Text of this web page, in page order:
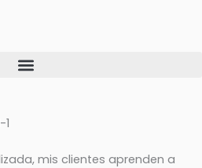
1
mis clientes aprenden a